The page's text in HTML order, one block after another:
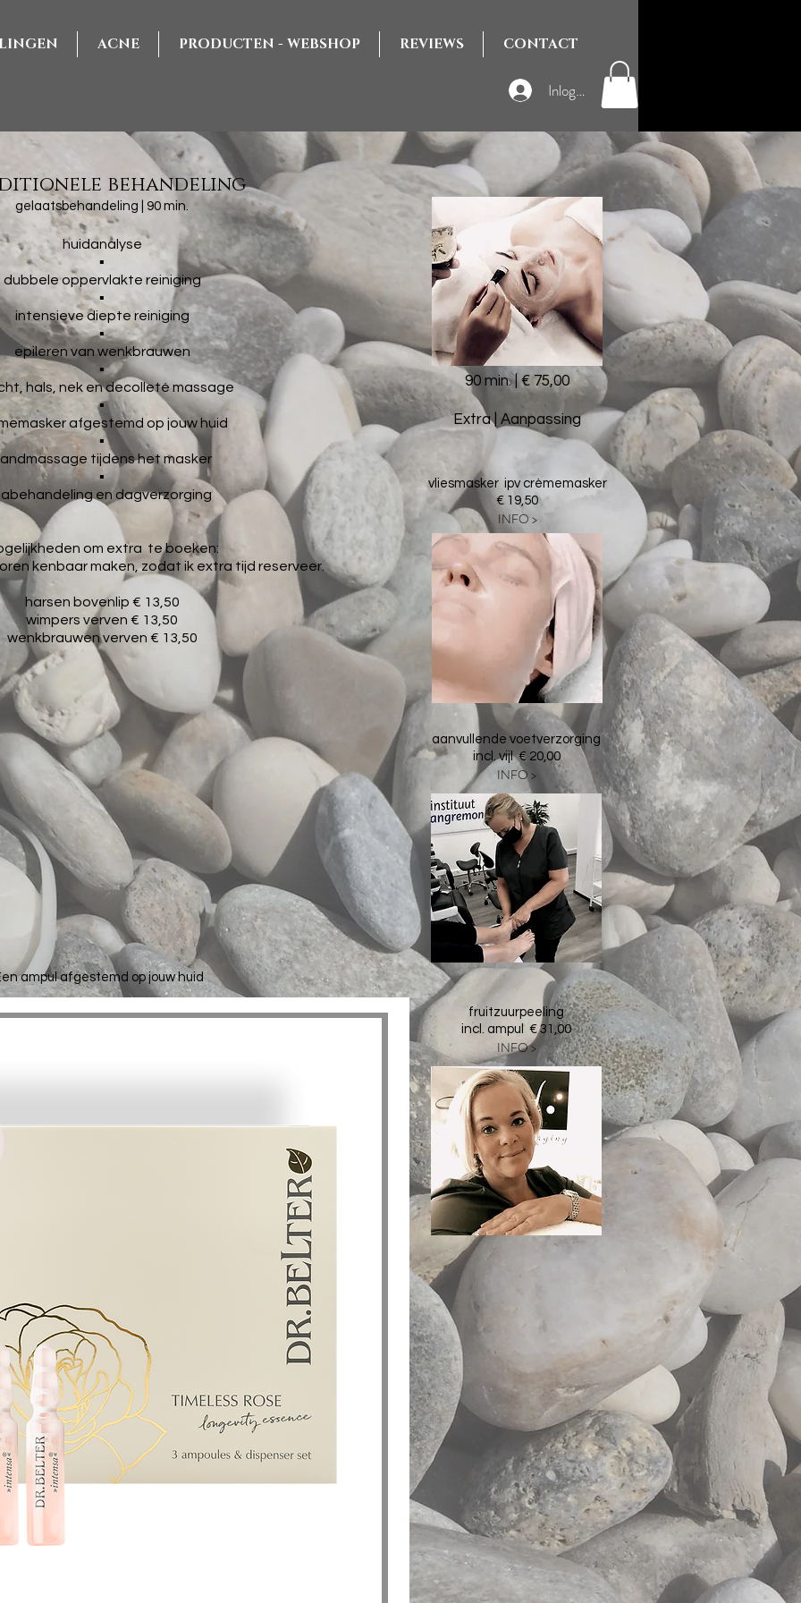
ACNE PRODUCTEN - WEBSHOP REVIEWS CONTACT
Inloggen
behandeling
gelaatsbehandeling | 90 min.
huidanalyse
▪
dubbele oppervlakte reiniging
▪
intensieve diepte reiniging
▪
epileren van wenkbrauwen
▪
hals, nek en decolleté massage
▪
afgestemd op jouw huid
▪
tijdens het masker
▪
en dagverzorging
om extra te boeken:
kenbaar maken, zodat ik extra tijd reserveer.
harsen bovenlip € 13,50
wimpers verven € 13,50
wenkbrauwen verven € 13,50
90 min. | € 75,00
Extra Aanpassing
vliesmasker ipv crèmemasker
€ 19,50
INFO >
ampul afgestemd op jouw huid
aanvullende voetverzorging
incl. vijl € 20,00
INFO >
fruitzuurpeeling
incl. ampul € 31,00
INFO >